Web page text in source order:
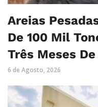
Areias
De 100 Mil
Três Meses
6 de Agosto, 2026